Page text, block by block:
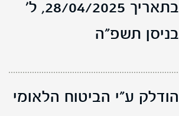
בתאריך 28/04/2025,
ל'
בניסן תשפ"ה
הודלק ע"י הביטוח הלאומי